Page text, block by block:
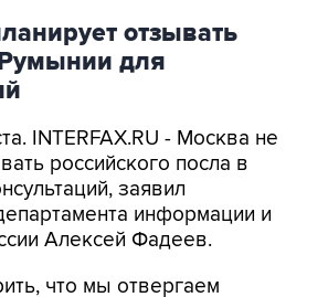
отзывать
для
INTERFAX.RU - Москва не
российского посла в
заявил
информации и
Алексей Фадеев.
что мы отвергаем